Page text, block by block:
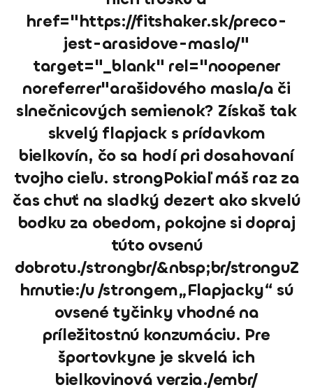
href="https://fitshaker.sk/preco-
jest-arasidove-maslo/"
target="_blank" rel="noopener
noreferrer"arašidového masla/a či
slnečnicových semienok? Získaš tak
skvelý flapjack s prídavkom
bielkovín, čo sa hodí pri dosahovaní
tvojho cieľu. strongPokiaľ máš raz za
čas chuť na sladký dezert ako skvelú
bodku za obedom, pokojne si dopraj
túto ovsenú
dobrotu./strongbr/&nbsp;br/stronguZ
hrnutie:/u /strongem„Flapjacky“ sú
ovsené tyčinky vhodné na
príležitostnú konzumáciu. Pre
športovkyne je skvelá ich
bielkovinová verzia./embr/